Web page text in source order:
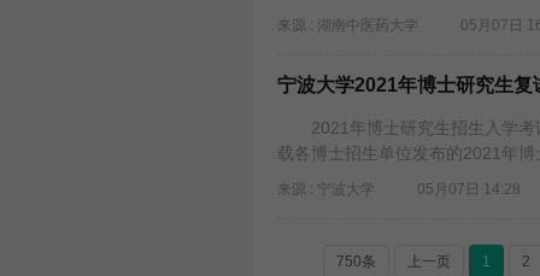
来源 : 湖南中医药大学 05月07日
宁波大学2021年博士研究生复
2021年博士研究生招生入学考
载各博士招生单位发布的2021年
来源 : 宁波大学 05月07日 14:28
750条 上一页 1 2